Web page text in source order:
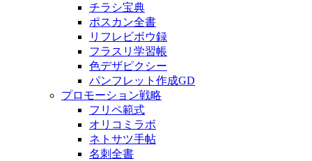
チラシ宝典
ポスカン全書
リフレビボウ録
フラスリ学習帳
色デザピクシー
パンフレット作成GD
プロモーション戦略
フリペ範式
オリコミラボ
ネトサツ手帖
名刺全書